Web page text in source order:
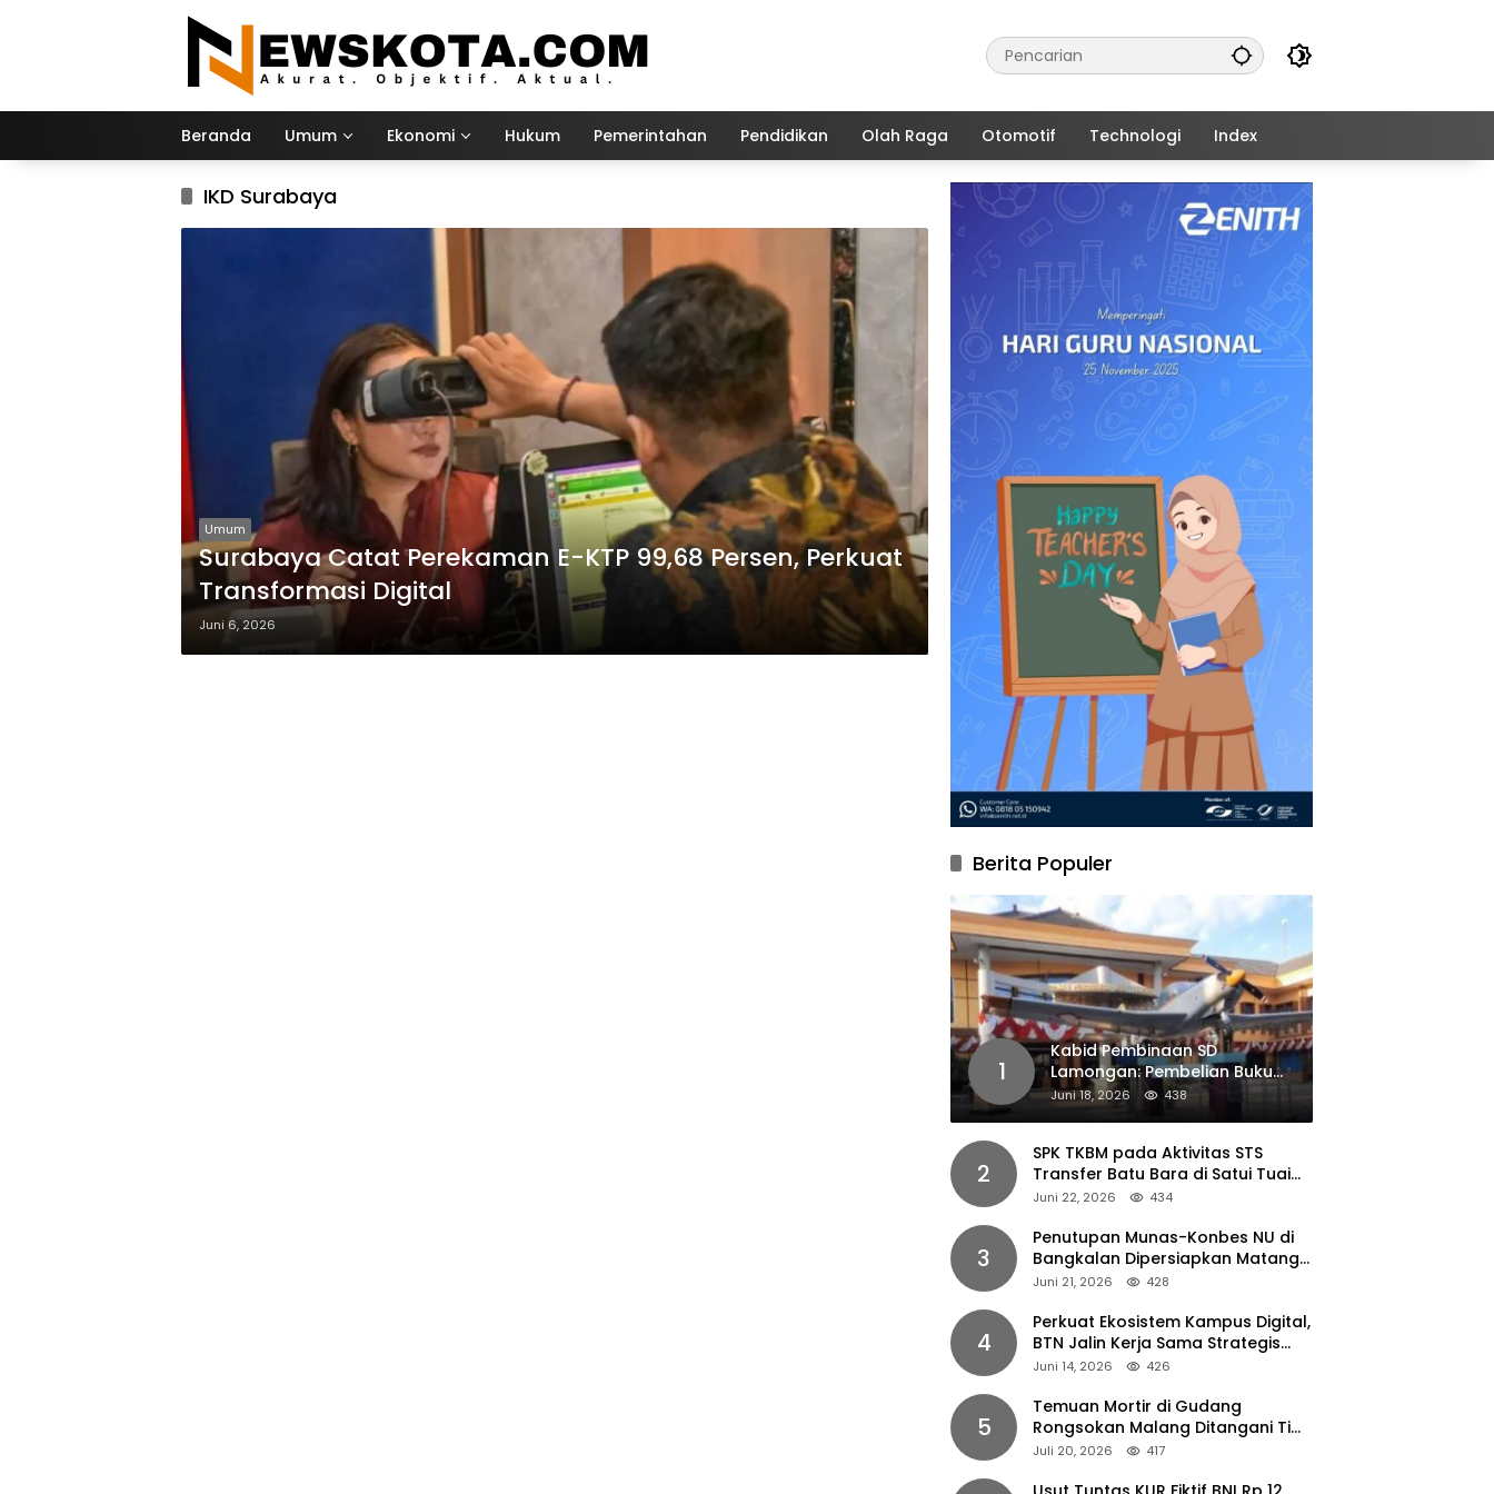
Beranda Umum Ekonomi Hukum Pemerintahan Pendidikan Olah Raga Otomotif Technologi Index
IKD Surabaya
Umum
Surabaya Catat Perekaman E-KTP 99,68 Persen, Perkuat
Transformasi Digital
Juni 6, 2026
Berita Populer
1
Kabid Pembinaan SD
Lamongan: Pembelian Buku
Pendamping Tidak Boleh
Dipaksakan
Juni 18, 2026 438
2
SPK TKBM pada Aktivitas STS
Transfer Batu Bara di Satui Tuai
Sorotan
Juni 22, 2026 434
3
Penutupan Munas-Konbes NU di
Bangkalan Dipersiapkan Matang,
Gus Ipul Turun Tangan
Juni 21, 2026 428
4
Perkuat Ekosistem Kampus Digital,
BTN Jalin Kerja Sama Strategis
dengan UNAIR
Juni 14, 2026 426
5
Temuan Mortir di Gudang
Rongsokan Malang Ditangani Tim
Gegana Polda Jatim
Juli 20, 2026 417